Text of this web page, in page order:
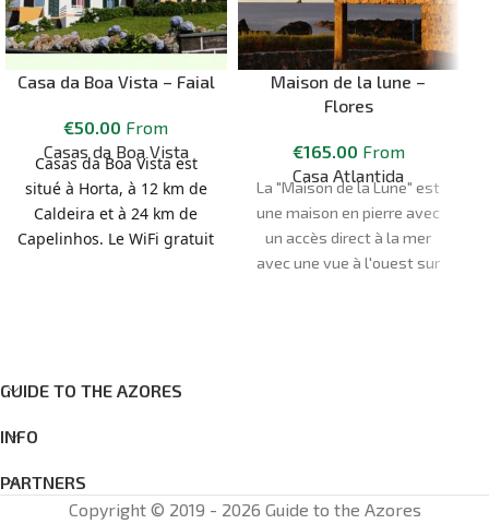
Casa da Boa Vista – Faial
€50.00 From
Casas da Boa Vista
Casas da Boa Vista est
situé à Horta, à 12 km de
Caldeira et à 24 km de
Capelinhos. Le WiFi gratuit
une terrasse et/ou un
ou les montagnes. Il y a
équipée d'un four, d'un
micro-ondes et d'un grille-
Maison de la lune –
Flores
€165.00 From
Casa Atlantida
La "Maison de la Lune" est
une maison en pierre avec
un accès direct à la mer
avec une vue à l'ouest sur
dont 2 avec des lits doubles
GUIDE TO THE AZORES
INFO
PARTNERS
Copyright © 2019 - 2026 Guide to the Azores